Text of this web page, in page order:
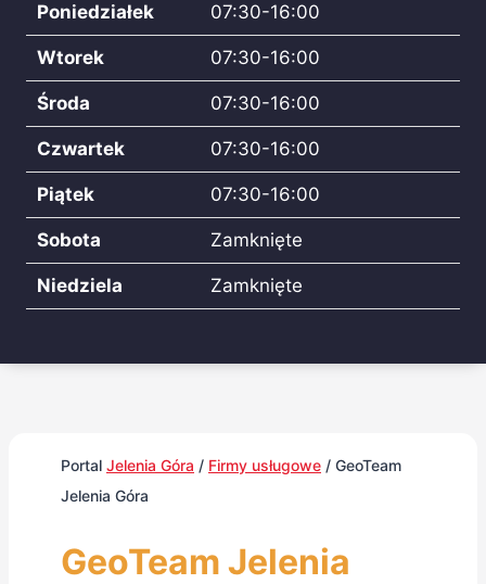
Poniedziałek 07:30-16:00
Wtorek 07:30-16:00
Środa 07:30-16:00
Czwartek 07:30-16:00
Piątek 07:30-16:00
Sobota Zamknięte
Niedziela Zamknięte
Portal Jelenia Góra / Firmy usługowe / GeoTeam
Jelenia Góra
GeoTeam Jelenia